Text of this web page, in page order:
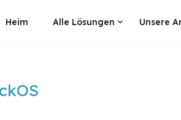
Heim Alle Lösungen Unsere